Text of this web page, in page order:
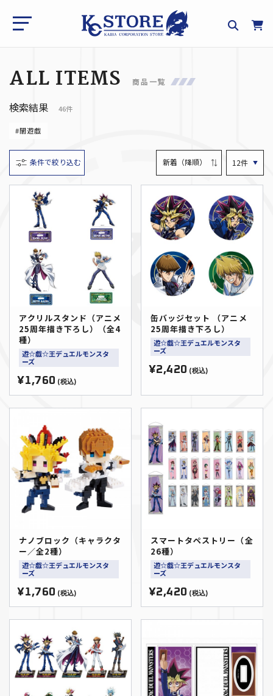
ALL ITEMS 商品一覧
検索結果 46件
#闇遊戯
条件で絞り込む
アクリルスタンド（アニメ
25周年描き下ろし）（全4
種）
遊☆戯☆王デュエルモンスタ
ーズ
¥1,760 (税込)
缶バッジセット （アニメ
25周年描き下ろし）
遊☆戯☆王デュエルモンスタ
ーズ
¥2,420 (税込)
ナノブロック（キャラクタ
ー／全2種）
遊☆戯☆王デュエルモンスタ
ーズ
¥1,760 (税込)
スマートタペストリー（全
26種）
遊☆戯☆王デュエルモンスタ
ーズ
¥2,420 (税込)